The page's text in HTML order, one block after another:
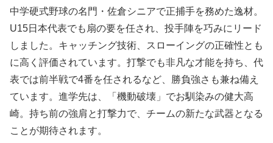
中学硬式野球の名門・佐倉シニアで正捕手を務めた逸材。
U15日本代表でも扇の要を任され、投手陣を巧みにリード
しました。キャッチング技術、スローイングの正確性とも
に高く評価されています。打撃でも非凡な才能を持ち、代
表では前半戦で4番を任されるなど、勝負強さも兼ね備え
ています。進学先は、「機動破壊」でお馴染みの健大高
崎。持ち前の強肩と打撃力で、チームの新たな武器となる
ことが期待されます。